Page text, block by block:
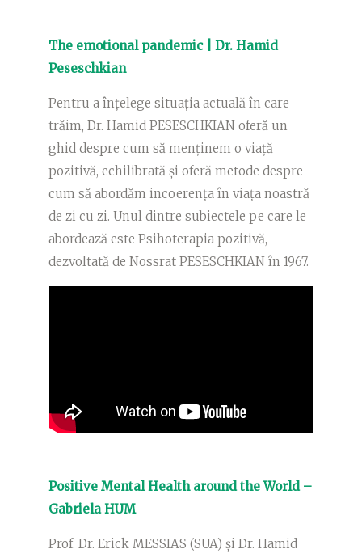
The emotional pandemic | Dr. Hamid
Peseschkian
Pentru a înțelege situația actuală în care
trăim, Dr. Hamid PESESCHKIAN oferă un
ghid despre cum să menținem o viață
pozitivă, echilibrată și oferă metode despre
cum să abordăm incoerența în viața noastră
de zi cu zi. Unul dintre subiectele pe care le
abordează este Psihoterapia pozitivă,
dezvoltată de Nossrat PESESCHKIAN în 1967.
Positive Mental Health around the World –
Gabriela HUM
Prof. Dr. Erick MESSIAS (SUA) și Dr. Hamid